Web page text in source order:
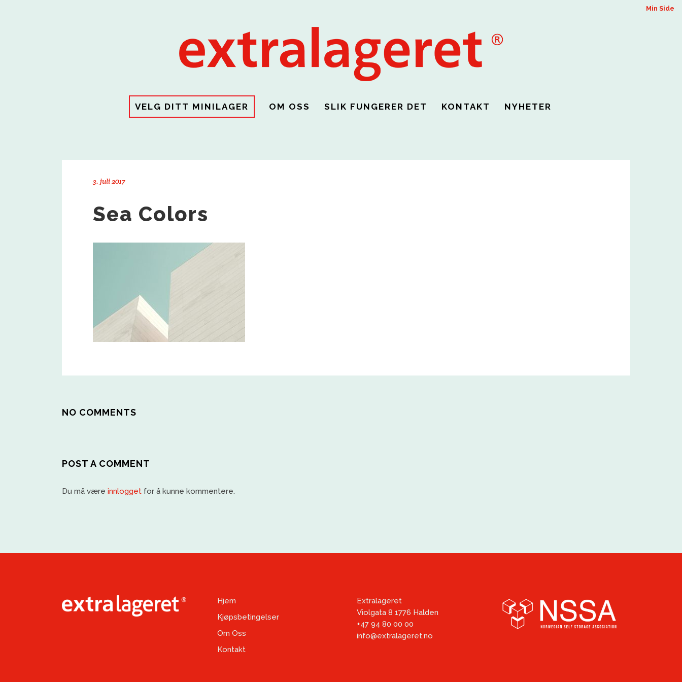
Min Side
VELG DITT MINILAGER OM OSS SLIK FUNGERER DET KONTAKT NYHETER
3. juli 2017
Sea Colors
NO COMMENTS
POST A COMMENT
Du må være innlogget for å kunne kommentere.
Hjem
Kjøpsbetingelser
Om Oss
Kontakt
Extralageret
Violgata 8 1776 Halden
+47 94 80 00 00
info@extralageret.no